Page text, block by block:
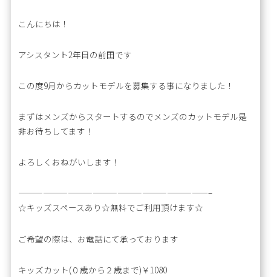
こんにちは！
アシスタント2年目の前田です
この度9月からカットモデルを募集する事になりました！
まずはメンズからスタートするのでメンズのカットモデル是
非お待ちしてます！
よろしくおねがいします！
———————————————————————–
☆キッズスペースあり☆無料でご利用頂けます☆
ご希望の際は、お電話にて承っております
キッズカット(０歳から２歳まで)￥1080